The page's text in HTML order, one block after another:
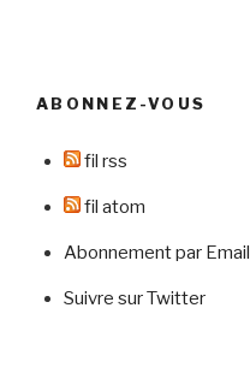
ABONNEZ-VOUS
fil rss
fil atom
Abonnement par Email
Suivre sur Twitter